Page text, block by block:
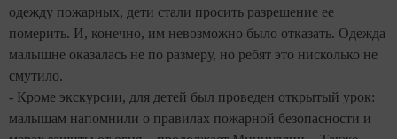
одежду пожарных, дети стали просить разрешение ее
померить. И, конечно, им невозможно было отказать. Одежда
малышне оказалась не по размеру, но ребят это нисколько не
смутило.
- Кроме экскурсии, для детей был проведен открытый урок:
малышам напомнили о правилах пожарной безопасности и